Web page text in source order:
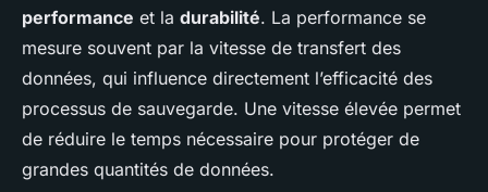
performance et la durabilité. La performance se
mesure souvent par la vitesse de transfert des
données, qui influence directement l’efficacité des
processus de sauvegarde. Une vitesse élevée permet
de réduire le temps nécessaire pour protéger de
grandes quantités de données.